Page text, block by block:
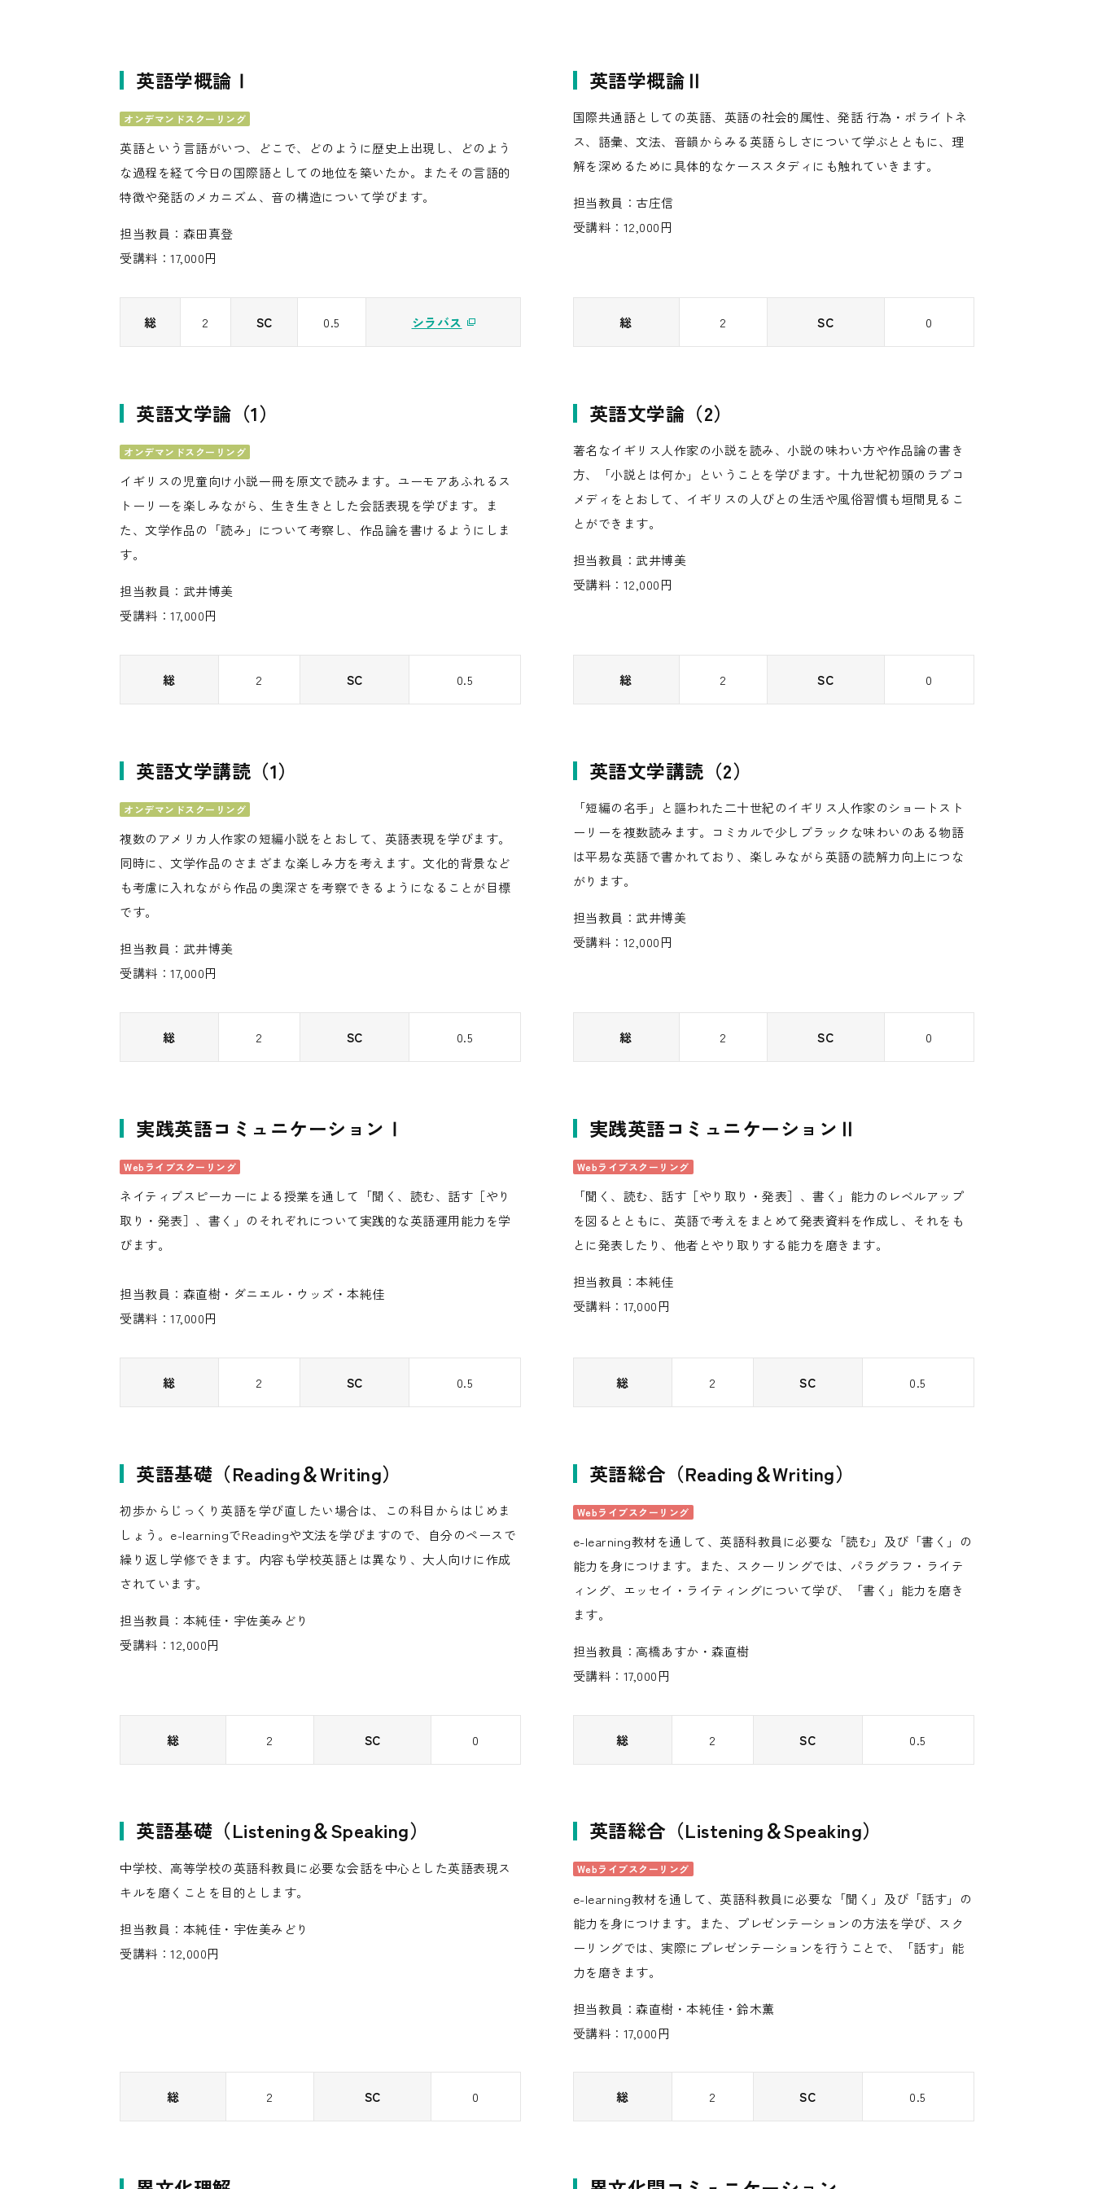
英語学概論Ⅰ
オンデマンドスクーリング
英語という言語がいつ、どこで、どのように歴史上出現し、どのよう
な過程を経て今日の国際語としての地位を築いたか。またその言語的
特徴や発話のメカニズム、音の構造について学びます。
担当教員：森田真登
受講料：17,000円
総 2 SC 0.5 シラバス
英語学概論Ⅱ
国際共通語としての英語、英語の社会的属性、発話 行為・ポライトネ
ス、語彙、文法、音韻からみる英語らしさについて学ぶとともに、理
解を深めるために具体的なケーススタディにも触れていきます。
担当教員：古庄信
受講料：12,000円
総 2 SC 0
英語文学論（1）
オンデマンドスクーリング
イギリスの児童向け小説一冊を原文で読みます。ユーモアあふれるス
トーリーを楽しみながら、生き生きとした会話表現を学びます。ま
た、文学作品の「読み」について考察し、作品論を書けるようにしま
す。
担当教員：武井博美
受講料：17,000円
総 2 SC 0.5
英語文学論（2）
著名なイギリス人作家の小説を読み、小説の味わい方や作品論の書き
方、「小説とは何か」ということを学びます。十九世紀初頭のラブコ
メディをとおして、イギリスの人びとの生活や風俗習慣も垣間見るこ
とができます。
担当教員：武井博美
受講料：12,000円
総 2 SC 0
英語文学講読（1）
オンデマンドスクーリング
複数のアメリカ人作家の短編小説をとおして、英語表現を学びます。
同時に、文学作品のさまざまな楽しみ方を考えます。文化的背景など
も考慮に入れながら作品の奥深さを考察できるようになることが目標
です。
担当教員：武井博美
受講料：17,000円
総 2 SC 0.5
英語文学講読（2）
「短編の名手」と謳われた二十世紀のイギリス人作家のショートスト
ーリーを複数読みます。コミカルで少しブラックな味わいのある物語
は平易な英語で書かれており、楽しみながら英語の読解力向上につな
がります。
担当教員：武井博美
受講料：12,000円
総 2 SC 0
実践英語コミュニケーションⅠ
Webライブスクーリング
ネイティブスピーカーによる授業を通して「聞く、読む、話す［やり
取り・発表］、書く」のそれぞれについて実践的な英語運用能力を学
びます。
担当教員：森直樹・ダニエル・ウッズ・本純佳
受講料：17,000円
総 2 SC 0.5
実践英語コミュニケーションⅡ
Webライブスクーリング
「聞く、読む、話す［やり取り・発表］、書く」能力のレベルアップ
を図るとともに、英語で考えをまとめて発表資料を作成し、それをも
とに発表したり、他者とやり取りする能力を磨きます。
担当教員：本純佳
受講料：17,000円
総 2 SC 0.5
英語基礎（Reading＆Writing）
初歩からじっくり英語を学び直したい場合は、この科目からはじめま
しょう。e-learningでReadingや文法を学びますので、自分のペースで
繰り返し学修できます。内容も学校英語とは異なり、大人向けに作成
されています。
担当教員：本純佳・宇佐美みどり
受講料：12,000円
総 2 SC 0
英語総合（Reading＆Writing）
Webライブスクーリング
e-learning教材を通して、英語科教員に必要な「読む」及び「書く」の
能力を身につけます。また、スクーリングでは、パラグラフ・ライテ
ィング、エッセイ・ライティングについて学び、「書く」能力を磨き
ます。
担当教員：高橋あすか・森直樹
受講料：17,000円
総 2 SC 0.5
英語基礎（Listening＆Speaking）
中学校、高等学校の英語科教員に必要な会話を中心とした英語表現ス
キルを磨くことを目的とします。
担当教員：本純佳・宇佐美みどり
受講料：12,000円
総 2 SC 0
英語総合（Listening＆Speaking）
Webライブスクーリング
e-learning教材を通して、英語科教員に必要な「聞く」及び「話す」の
能力を身につけます。また、プレゼンテーションの方法を学び、スク
ーリングでは、実際にプレゼンテーションを行うことで、「話す」能
力を磨きます。
担当教員：森直樹・本純佳・鈴木薫
受講料：17,000円
総 2 SC 0.5